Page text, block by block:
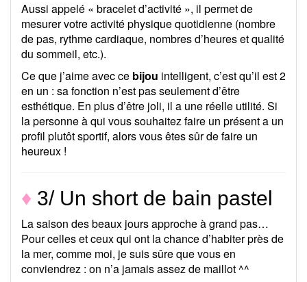
Aussi appelé « bracelet d’activité », il permet de
mesurer votre activité physique quotidienne (nombre
de pas, rythme cardiaque, nombres d’heures et qualité
du sommeil, etc.).
Ce que j’aime avec ce bijou intelligent, c’est qu’il est 2
en un : sa fonction n’est pas seulement d’être
esthétique. En plus d’être joli, il a une réelle utilité. Si
la personne à qui vous souhaitez faire un présent a un
profil plutôt sportif, alors vous êtes sûr de faire un
heureux !
♦ 3/ Un short de bain pastel
La saison des beaux jours approche à grand pas…
Pour celles et ceux qui ont la chance d’habiter près de
la mer, comme moi, je suis sûre que vous en
conviendrez : on n’a jamais assez de maillot ^^